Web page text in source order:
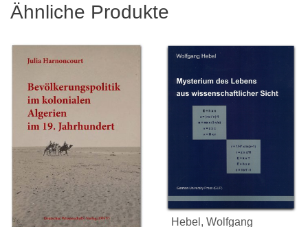
Ähnliche Produkte
Hebel, Wolfgang